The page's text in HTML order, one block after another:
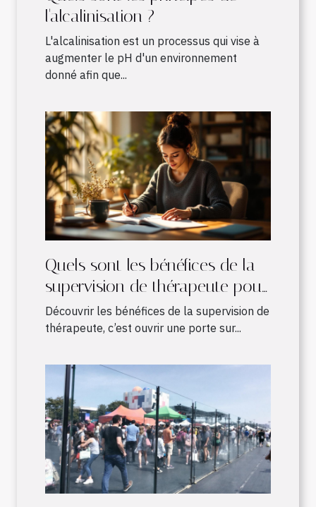
l'alcalinisation ?
L'alcalinisation est un processus qui vise à
augmenter le pH d'un environnement
donné afin que...
Quels sont les bénéfices de la
supervision de thérapeute pour
les pratiques en développement
?
Découvrir les bénéfices de la supervision de
thérapeute, c’est ouvrir une porte sur...